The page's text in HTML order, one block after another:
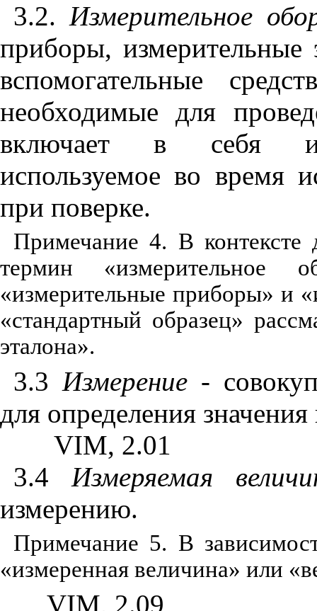
3.2.Измерительное
приборы, измерительные
вспомогательные
необходимые для
включает в себя
используемое во время
при поверке.
Примечание 4. В
термин «измерительное
«измерительные приборы» и
«стандартный образец»
эталона».
3.3 Измерение-
для определения
VIM, 2.01
3.4Измеряемая
измерению.
Примечание 5. В
«измеренная величина» или
VIM, 2.09